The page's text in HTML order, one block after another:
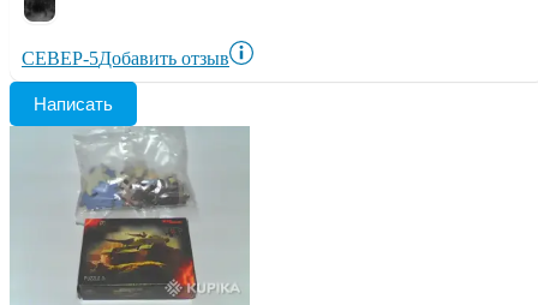
СЕВЕР-5Добавить отзыв
Написать